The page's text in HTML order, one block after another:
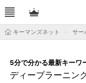
キーマンズネット サー
ディープラーニン
5分で分かる最新キーワ